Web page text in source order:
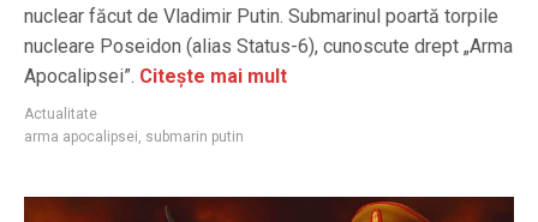
nuclear făcut de Vladimir Putin. Submarinul poartă torpile
nucleare Poseidon (alias Status-6), cunoscute drept „Arma
Apocalipsei”. Citește mai mult
Actualitate
arma apocalipsei, submarin putin